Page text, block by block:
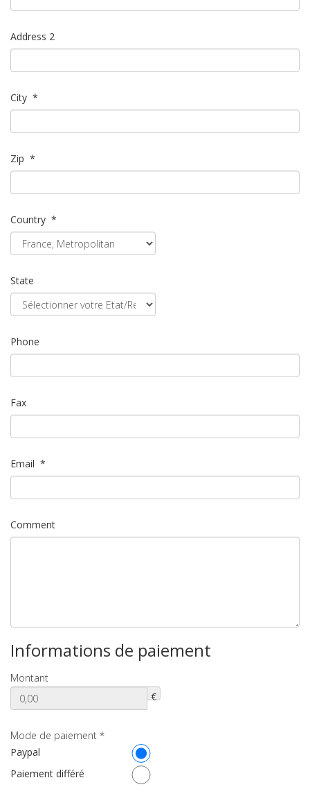
Address 2
City *
Zip *
Country *
State
Phone
Fax
Email *
Comment
Informations de paiement
Montant
€
Mode de paiement *
Paypal
Paiement différé